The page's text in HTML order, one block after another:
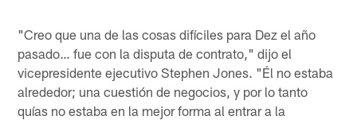
"Creo que una de las cosas difíciles para Dez el año
pasado… fue con la disputa de contrato," dijo el
vicepresidente ejecutivo Stephen Jones. "Él no estaba
alrededor; una cuestión de negocios, y por lo tanto
quías no estaba en la mejor forma al entrar a la